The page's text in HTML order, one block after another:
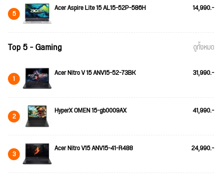
5 Acer Aspire Lite 15 AL15-52P-586H 14,990.-
Top 5 - Gaming ดูทั้งหมด
1 Acer Nitro V 15 ANV15-52-73BK 31,990.-
2 HyperX OMEN 15-gb0009AX 41,990.-
3 Acer Nitro V15 ANV15-41-R488 24,990.-